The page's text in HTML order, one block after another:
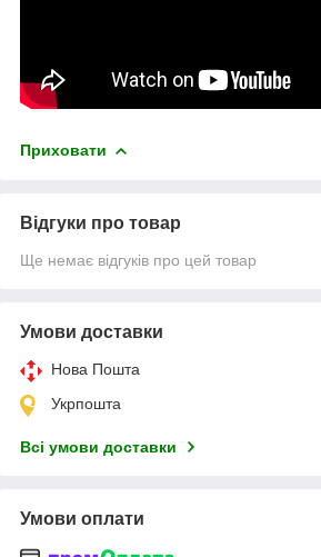
Приховати
Відгуки про товар
Ще немає відгуків про цей товар
Умови доставки
Нова Пошта
Укрпошта
Всі умови доставки
Умови оплати